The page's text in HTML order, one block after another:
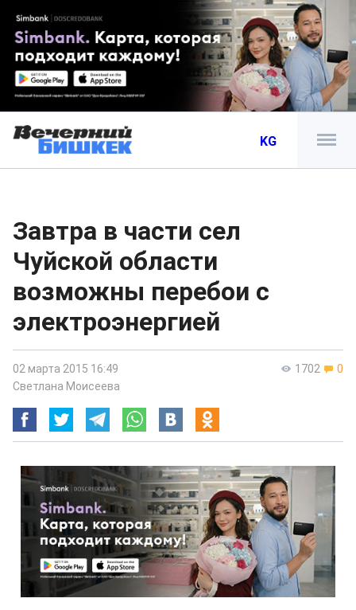
KG
Завтра в части сел
Чуйской области
возможны перебои с
электроэнергией
1702 0
02 марта 2015 16:49
Светлана Моисеева